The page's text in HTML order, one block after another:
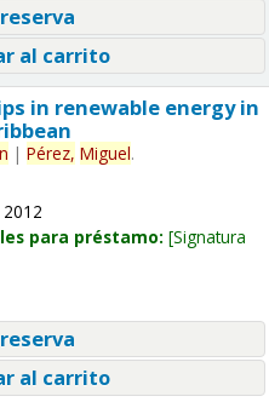
al carrito
in renewable energy in
| Pérez, Miguel.
2012
para préstamo: Signatura
al carrito